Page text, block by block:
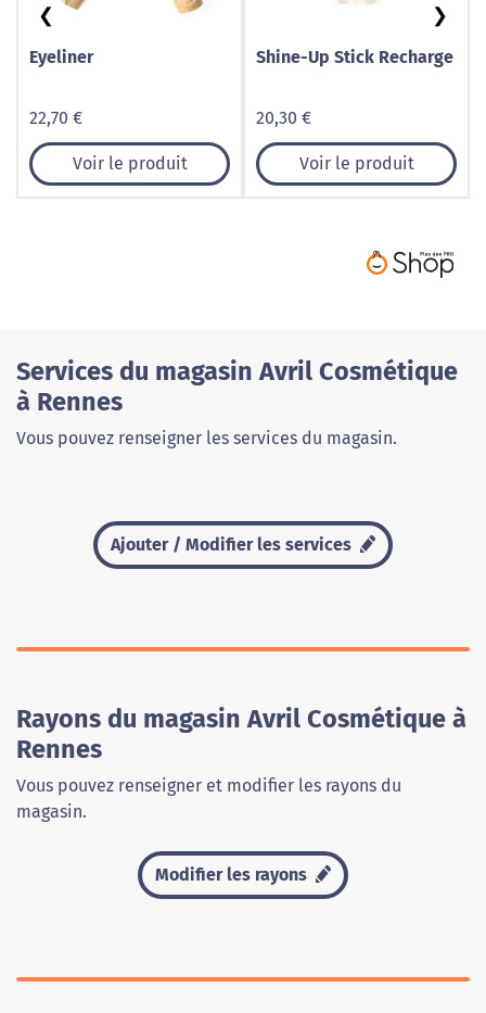
Eyeliner
22,70 €
Voir le produit
Shine-Up Stick Recharge
20,30 €
Voir le produit
❮ ❯
Services du magasin Avril Cosmétique
à Rennes
Vous pouvez renseigner les services du magasin.
Ajouter / Modifier les services
Rayons du magasin Avril Cosmétique à
Rennes
Vous pouvez renseigner et modifier les rayons du
magasin.
Modifier les rayons